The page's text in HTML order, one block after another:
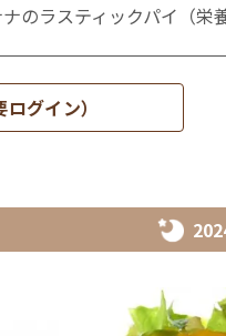
のラスティックパイ（栄
グイン）